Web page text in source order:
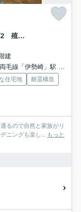
新築戸建・新築建売 伊勢崎市豊城町第2 殖蓮小学校・殖蓮中学校
建
両毛線「伊勢崎」駅 徒歩43分
住宅地
耐震構造
るので自然と家族がリ
ニングも楽し... もっと